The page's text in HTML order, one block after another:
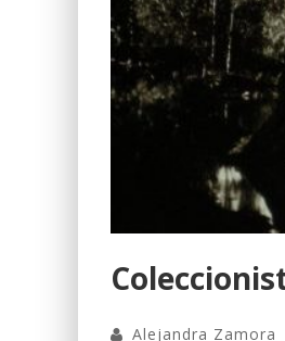
Alejandra Zamora